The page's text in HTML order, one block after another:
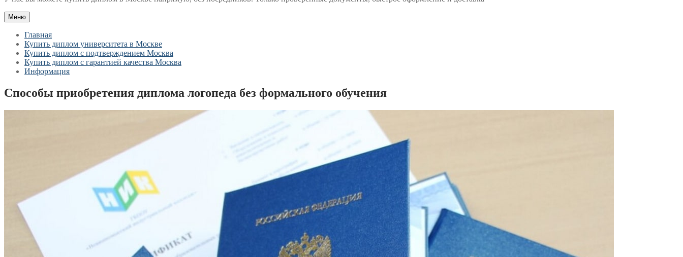
Меню
Главная
Купить диплом университета в Москве
Купить диплом с подтверждением Москва
Купить диплом с гарантией качества Москва
Информация
Способы приобретения диплома логопеда без формального обучения